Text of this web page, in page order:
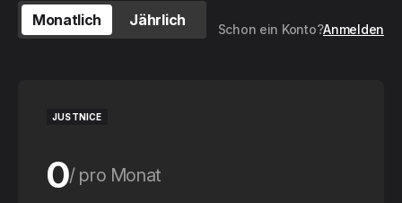
Monatlich Jährlich
Schon ein Konto?Anmelden
JUSTNICE
0 pro Monat